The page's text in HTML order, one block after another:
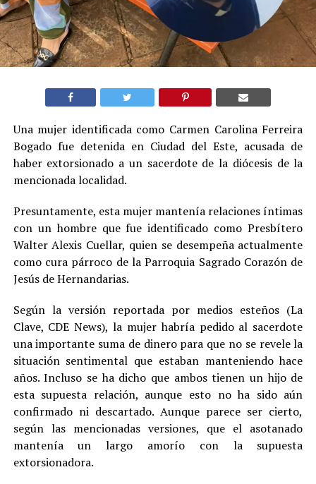
Una mujer identificada como Carmen Carolina Ferreira
Bogado fue detenida en Ciudad del Este, acusada de
haber extorsionado a un sacerdote de la diócesis de la
mencionada localidad.
Presuntamente, esta mujer mantenía relaciones íntimas
con un hombre que fue identificado como Presbítero
Walter Alexis Cuellar, quien se desempeña actualmente
como cura párroco de la Parroquia Sagrado Corazón de
Jesús de Hernandarias.
Según la versión reportada por medios esteños (La
Clave, CDE News), la mujer habría pedido al sacerdote
una importante suma de dinero para que no se revele la
situación sentimental que estaban manteniendo hace
años. Incluso se ha dicho que ambos tienen un hijo de
esta supuesta relación, aunque esto no ha sido aún
confirmado ni descartado. Aunque parece ser cierto,
según las mencionadas versiones, que el asotanado
mantenía un largo amorío con la supuesta
extorsionadora.